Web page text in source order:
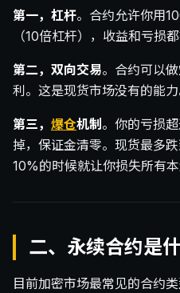
第一，杠杆。合约允许你用
（10倍杠杆），收益和亏损
第二，双向交易。合约可以
利。这是现货市场没有的能力
第三， 爆仓机制。你的亏损
掉，保证金清零。现货最多
10%的时候就让你损失所有
二、永续合约是
目前加密市场最常见的合约